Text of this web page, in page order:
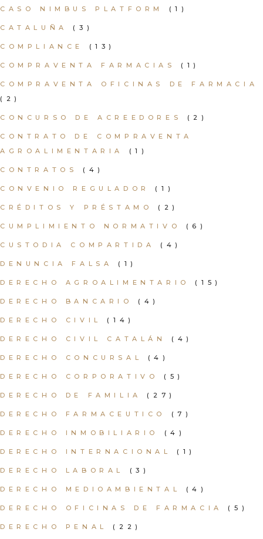
CASO NIMBUS PLATFORM (1)
CATALUÑA (3)
COMPLIANCE (13)
COMPRAVENTA FARMACIAS (1)
COMPRAVENTA OFICINAS DE FARMACIA
(2)
CONCURSO DE ACREEDORES (2)
CONTRATO DE COMPRAVENTA
AGROALIMENTARIA
(1)
CONTRATOS (4)
CONVENIO REGULADOR (1)
CRÉDITOS Y PRÉSTAMO (2)
CUMPLIMIENTO NORMATIVO (6)
CUSTODIA COMPARTIDA (4)
DENUNCIA FALSA (1)
DERECHO AGROALIMENTARIO (15)
DERECHO BANCARIO (4)
DERECHO CIVIL (14)
DERECHO CIVIL CATALÁN (4)
DERECHO CONCURSAL (4)
DERECHO CORPORATIVO (5)
DERECHO DE FAMILIA (27)
DERECHO FARMACEUTICO (7)
DERECHO INMOBILIARIO (4)
DERECHO INTERNACIONAL (1)
DERECHO LABORAL (3)
DERECHO MEDIOAMBIENTAL (4)
DERECHO OFICINAS DE FARMACIA (5)
DERECHO PENAL (22)